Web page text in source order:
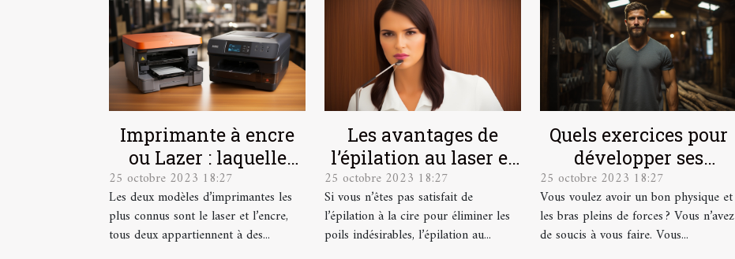
Imprimante à encre
ou Lazer : laquelle
choisir ?
25 octobre 2023 18:27
Les deux modèles d’imprimantes les
plus connus sont le laser et l’encre,
tous deux appartiennent à des...
Les avantages de
l’épilation au laser et
comment se préparer
pour ?
25 octobre 2023 18:27
Si vous n’êtes pas satisfait de
l’épilation à la cire pour éliminer les
poils indésirables, l’épilation au...
Quels exercices pour
développer ses
muscles ?
25 octobre 2023 18:27
Vous voulez avoir un bon physique et
les bras pleins de forces ? Vous n’avez
de soucis à vous faire. Vous...